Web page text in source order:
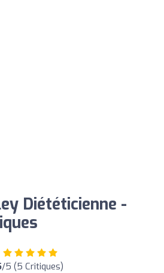
Diététicienne -
/5 (5 Critiques)